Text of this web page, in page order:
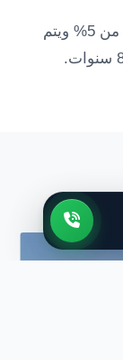
يقوم العميل بدفع مقدم يبدأ من 5% ويتم